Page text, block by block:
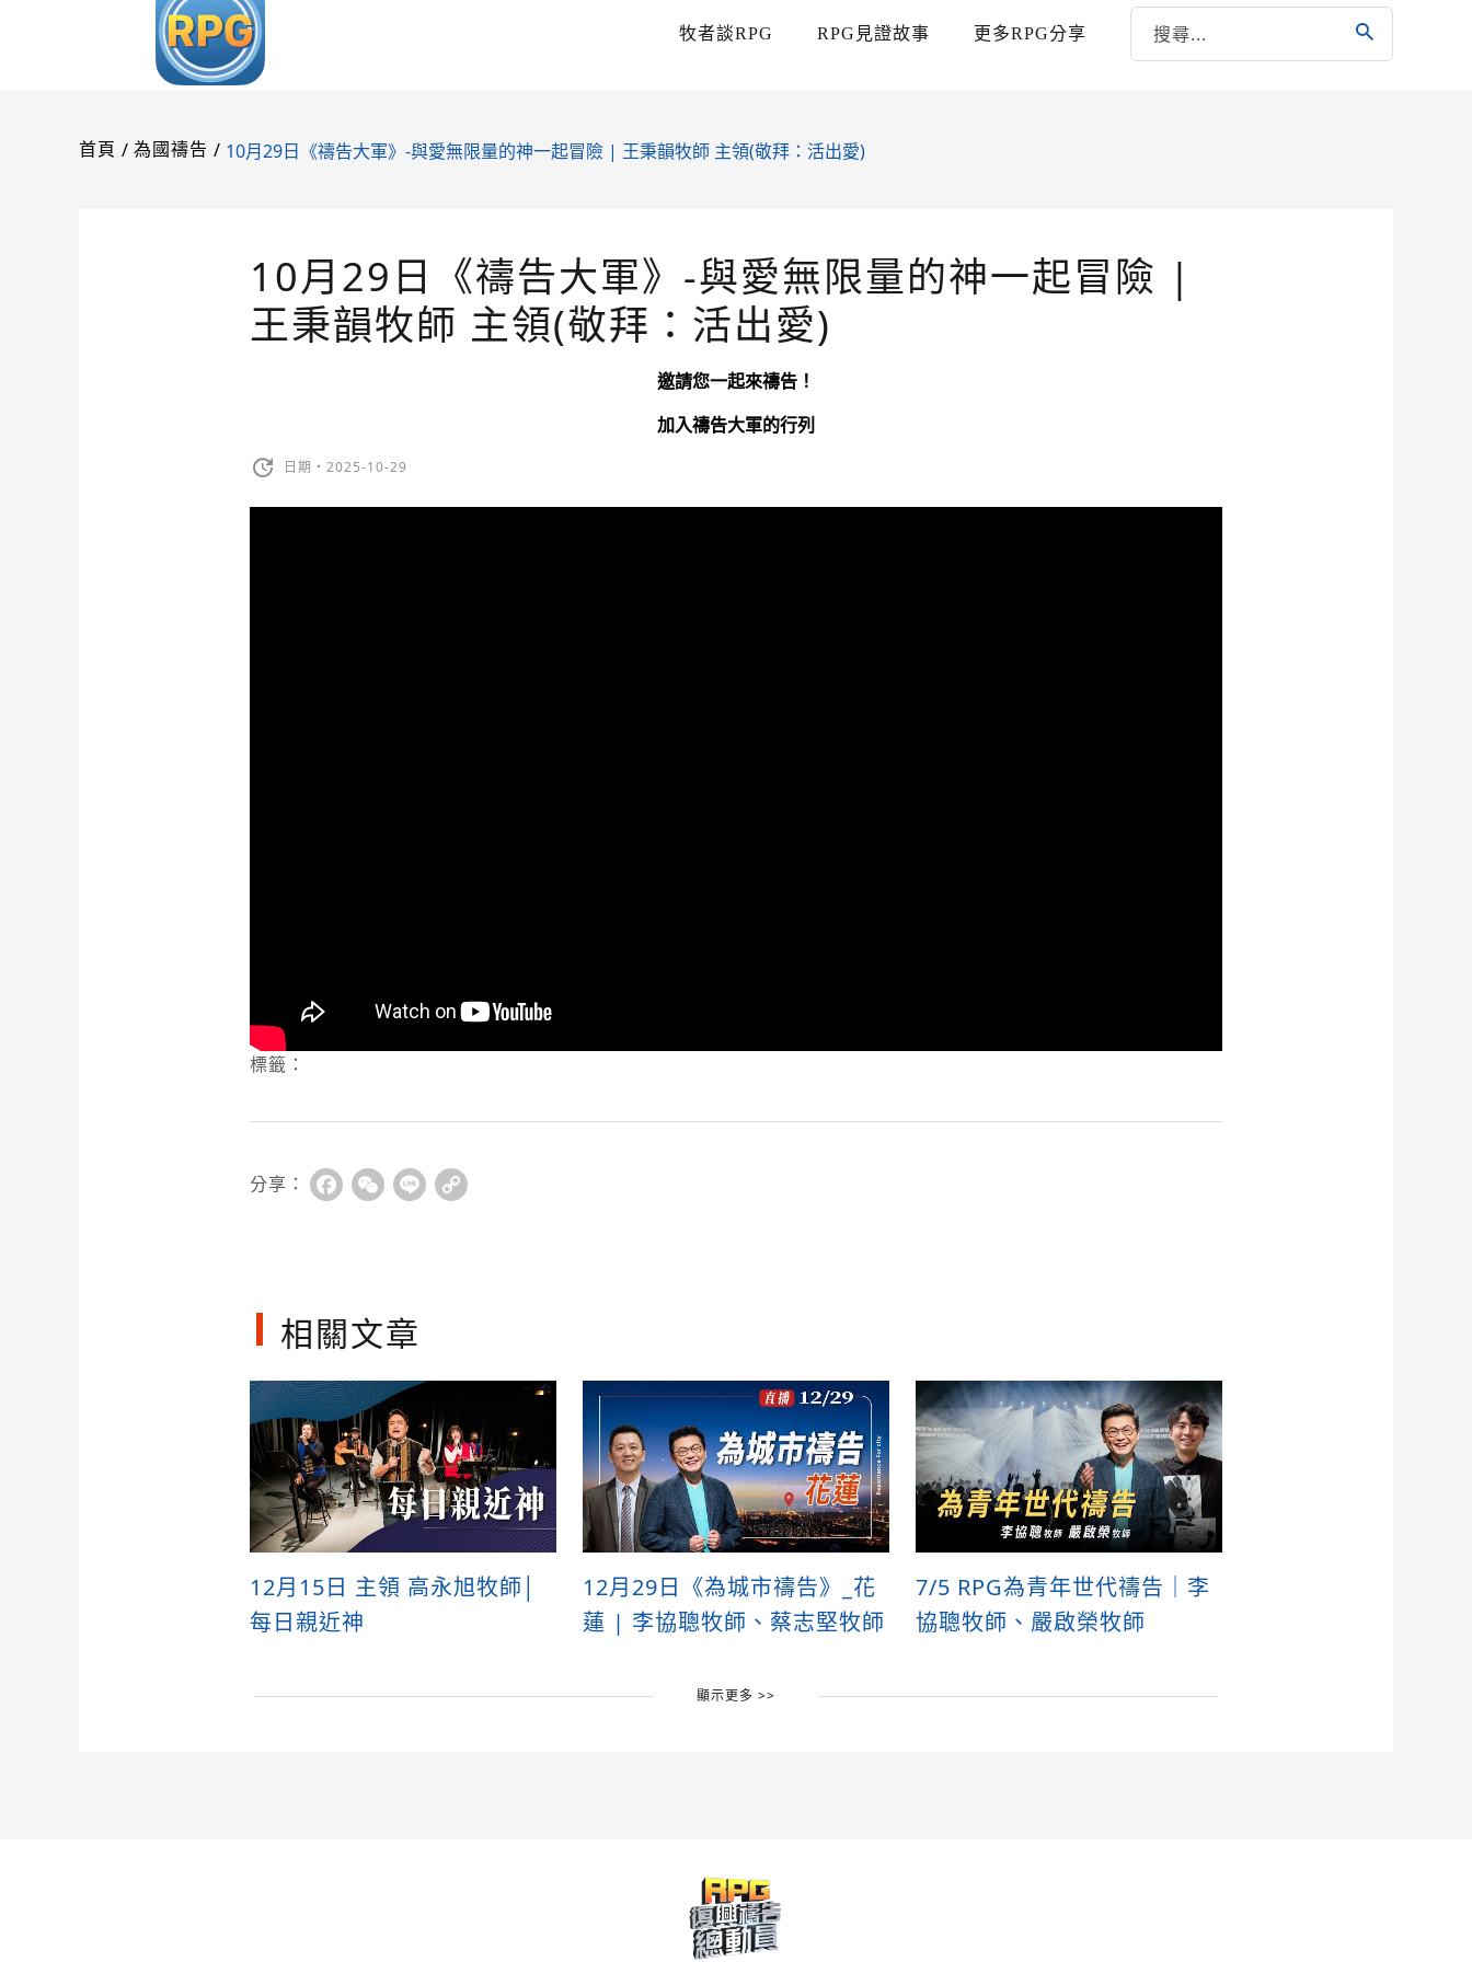
牧者談RPG RPG見證故事 更多RPG分享
首頁 / 為國禱告 / 10月29日《禱告大軍》-與愛無限量的神一起冒險 | 王秉韻牧師 主領(敬拜：活出愛)
10月29日《禱告大軍》-與愛無限量的神一起冒險 |
王秉韻牧師 主領(敬拜：活出愛)
邀請您一起來禱告！
加入禱告大軍的行列
日期・2025-10-29
標籤：
分享： FacebookWeChat
Line
相關文章
12月15日 主領 高永旭牧師│
每日親近神
12月29日《為城市禱告》_花
蓮 | 李協聰牧師、蔡志堅牧師
7/5 RPG為青年世代禱告｜李
協聰牧師、嚴啟榮牧師
顯示更多 >>